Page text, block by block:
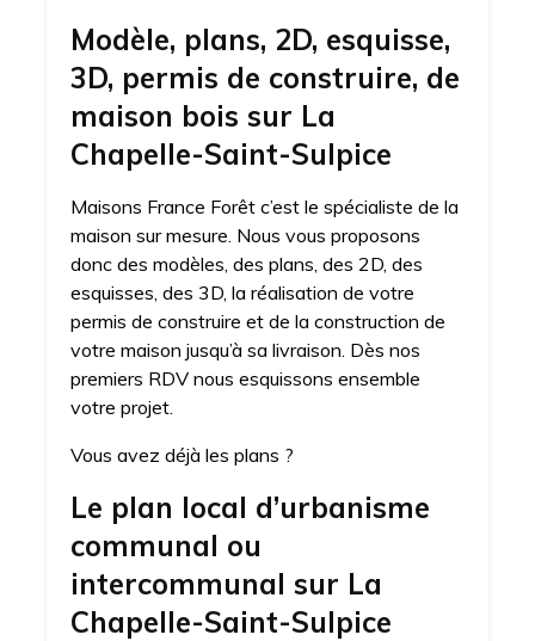
Modèle, plans, 2D, esquisse,
3D, permis de construire, de
maison bois sur La
Chapelle-Saint-Sulpice
Maisons France Forêt c’est le spécialiste de la
maison sur mesure. Nous vous proposons
donc des modèles, des plans, des 2D, des
esquisses, des 3D, la réalisation de votre
permis de construire et de la construction de
votre maison jusqu’à sa livraison. Dès nos
premiers RDV nous esquissons ensemble
votre projet.
Vous avez déjà les plans ?
Le plan local d’urbanisme
communal ou
intercommunal sur La
Chapelle-Saint-Sulpice